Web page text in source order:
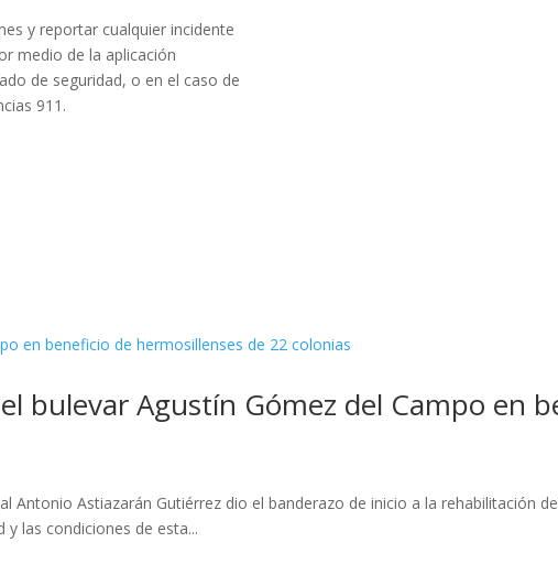
y reportar cualquier incidente
medio de la aplicación
de seguridad, o en el caso de
911.
bulevar Agustín Gómez del Campo en
Antonio Astiazarán Gutiérrez dio el banderazo de inicio a la rehabilitación
las condiciones de esta...